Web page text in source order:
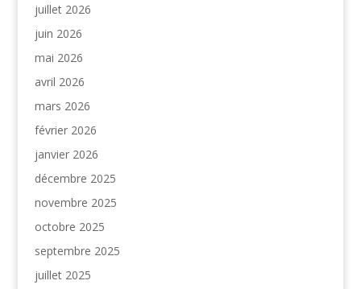
juillet 2026
juin 2026
mai 2026
avril 2026
mars 2026
février 2026
janvier 2026
décembre 2025
novembre 2025
octobre 2025
septembre 2025
juillet 2025